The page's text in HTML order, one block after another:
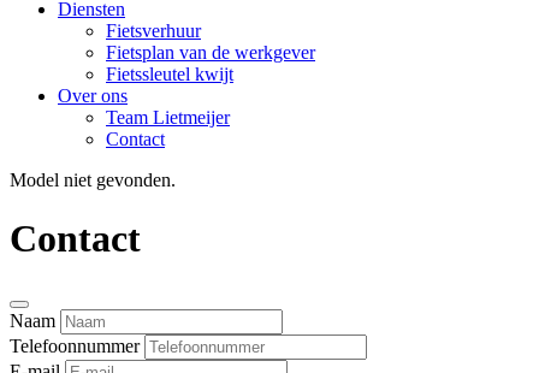
Diensten
Fietsverhuur
Fietsplan van de werkgever
Fietssleutel kwijt
Over ons
Team Lietmeijer
Contact
Model niet gevonden.
Contact
Naam
Telefoonnummer